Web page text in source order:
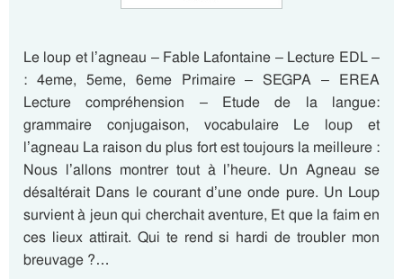
Le loup et l’agneau – Fable Lafontaine – Lecture EDL –
: 4eme, 5eme, 6eme Primaire – SEGPA – EREA
Lecture compréhension – Etude de la langue:
grammaire conjugaison, vocabulaire Le loup et
l’agneau La raison du plus fort est toujours la meilleure :
Nous l’allons montrer tout à l’heure. Un Agneau se
désaltérait Dans le courant d’une onde pure. Un Loup
survient à jeun qui cherchait aventure, Et que la faim en
ces lieux attirait. Qui te rend si hardi de troubler mon
breuvage ?…